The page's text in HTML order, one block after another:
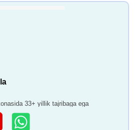
33+ yillik tajribaga ega